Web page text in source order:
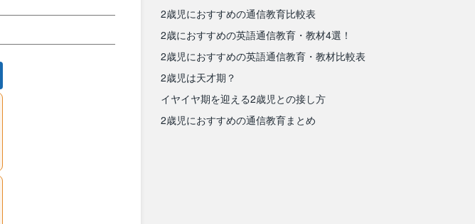
2歳児におすすめの通信教育比較表
2歳におすすめの英語通信教育・教材4選！
2歳児におすすめの英語通信教育・教材比較表
2歳児は天才期？
イヤイヤ期を迎える2歳児との接し方
2歳児におすすめの通信教育まとめ